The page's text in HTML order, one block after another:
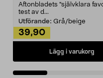
Aftonbladets "självklara
test av d...
Utförande: Grå/beige
39,90
Lägg i varukorg